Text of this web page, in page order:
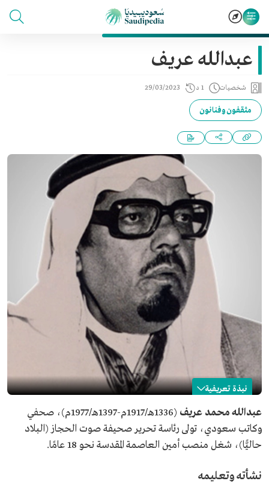
عبدالله عريف
شخصيات 1 د 29/03/2023
مثقفون وفنانون
نبذة تعريفية
عبدالله عريف
الاسم
عبدالله عريف.
التصنيف
صحفي وكاتب سعودي.
تاريخ الميلاد
تاريخ الوفاة
عبدالله محمد عريف
(1336هـ/1917م-1397هـ/1977م)، صحفي
وكاتب سعودي، تولى رئاسة تحرير صحيفة صوت الحجاز (البلاد
حاليًّا)، شغل منصب أمين العاصمة المقدسة نحو 18 عامًا.
نشأته وتعليمه